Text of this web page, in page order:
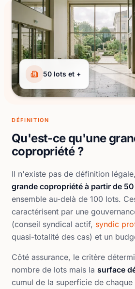
50 lots et +
DÉFINITION
Qu'est-ce qu'une
copropriété ?
Il n'existe pas de définition
grande copropriété à partir de
ensemble au-delà de 100 lots.
caractérisent par une
(conseil syndical actif, syndic
quasi-totalité des cas) et un
Côté assurance, le critère
nombre de lots mais la surface
cumul de la superficie de